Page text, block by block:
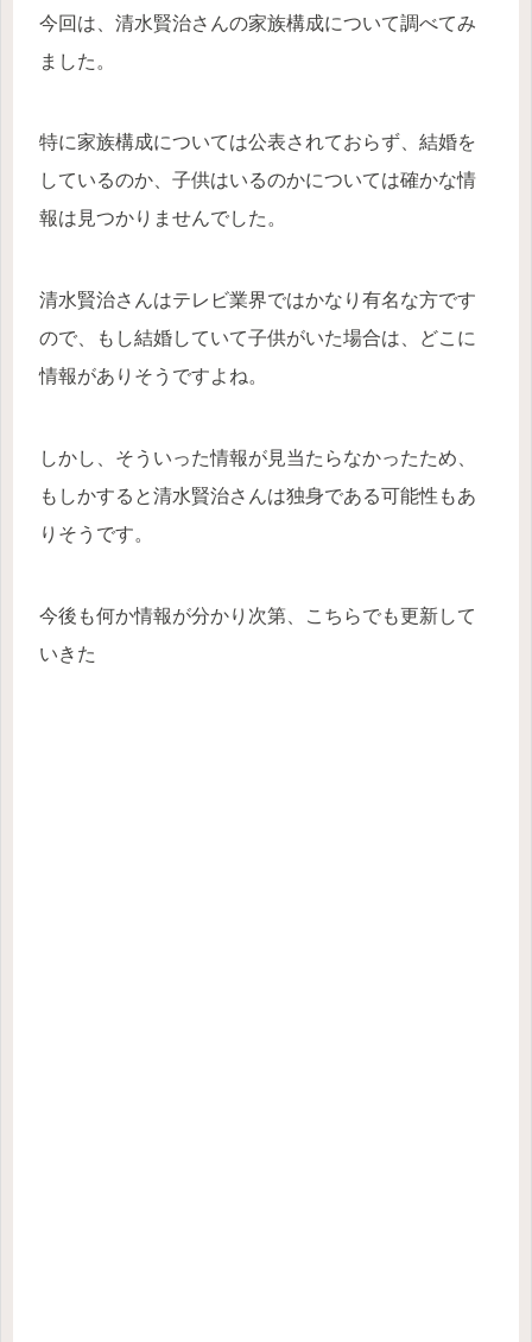
今回は、清水賢治さんの家族構成について調べてみ
ました。
特に家族構成については公表されておらず、結婚を
しているのか、子供はいるのかについては確かな情
報は見つかりませんでした。
清水賢治さんはテレビ業界ではかなり有名な方です
ので、もし結婚していて子供がいた場合は、どこに
情報がありそうですよね。
しかし、そういった情報が見当たらなかったため、
もしかすると清水賢治さんは独身である可能性もあ
りそうです。
今後も何か情報が分かり次第、こちらでも更新して
いきた